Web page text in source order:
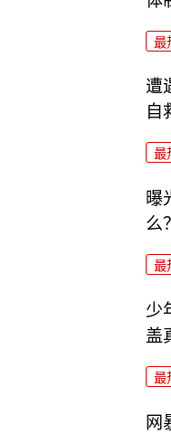
最
遭
自
最
曝
么？
最
少
盖
最
网